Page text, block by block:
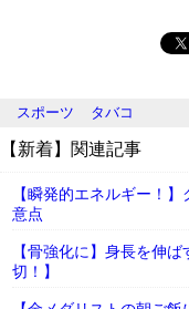
スポーツ タバコ
【新着】関連記事
【瞬発的エネルギー！
意点
【骨強化に】身長を伸
切！】